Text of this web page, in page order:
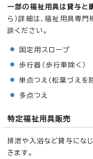
一部の福祉用具は貸与と
ら）詳細は、福祉用具専
談ください。
固定用スロープ
歩行器（歩行車除く）
単点つえ（松葉づえを除
多点つえ
特定福祉用具販売
排泄や入浴など貸与にな
きます。